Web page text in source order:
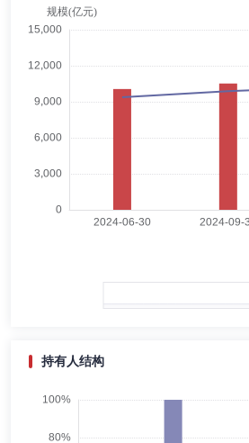
陈戈先生：富国基金管理有限公司总经
究策划部经理、研究部总经理、总经理
李彧先生：中国公民，硕士研究生，
持有人结构